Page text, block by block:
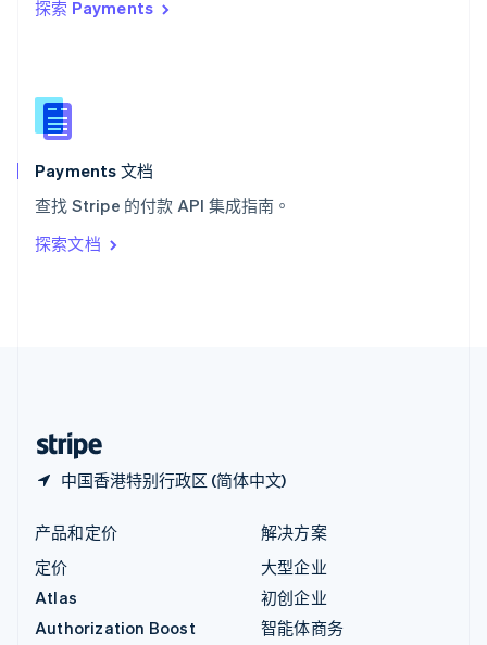
探索 Payments
Payments 文档
查找 Stripe 的付款 API 集成指南。
探索文档
中国香港特别行政区 (简体中文)
西班牙
新西兰
English
匈牙利
English
ItalianoEnglish
印度
English
产品和定价
定价
Atlas
Authorization Boost
解决方案
大型企业
初创企业
智能体商务